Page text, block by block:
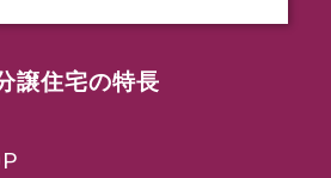
譲住宅の特長